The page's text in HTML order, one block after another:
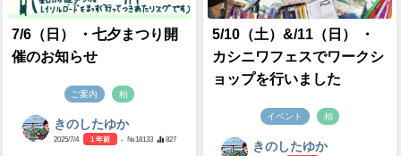
7/6（日） ・七夕まつり開
催のお知らせ
ご案内 柏
きのしたゆか
2025/7/4 1 年前 - №18133 827
5/10（土）&/11（日） ・
カシニワフェスでワークシ
ョップを行いました
イベント 柏
きのしたゆか